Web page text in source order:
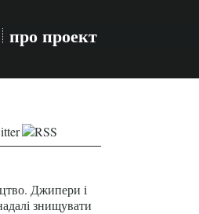
про проект
Джипери і
знищувати